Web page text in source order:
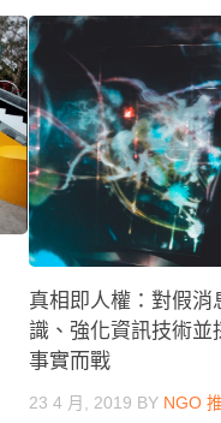
真相即人權：對假消
識、強化資訊技術並
事實而戰
23 4 月, 2019 BY NGO